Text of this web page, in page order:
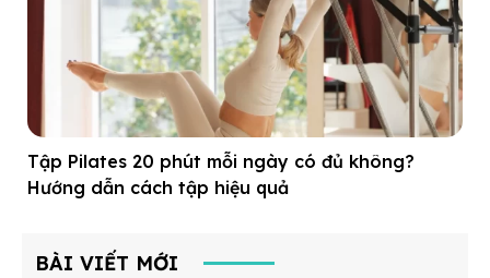
Tập Pilates 20 phút mỗi ngày có đủ không?
Hướng dẫn cách tập hiệu quả
BÀI VIẾT MỚI